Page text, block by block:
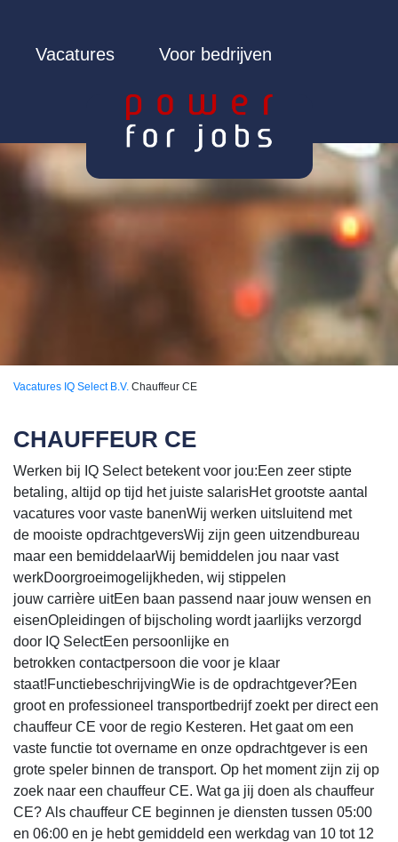
Vacatures Voor bedrijven
Vacatures IQ Select B.V. Chauffeur CE
CHAUFFEUR CE
Werken bij IQ Select betekent voor jou:Een zeer stipte
betaling, altijd op tijd het juiste salarisHet grootste aantal
vacatures voor vaste banenWij werken uitsluitend met
de mooiste opdrachtgeversWij zijn geen uitzendbureau
maar een bemiddelaarWij bemiddelen jou naar vast
werkDoorgroeimogelijkheden, wij stippelen
jouw carrière uitEen baan passend naar jouw wensen en
eisenOpleidingen of bijscholing wordt jaarlijks verzorgd
door IQ SelectEen persoonlijke en
betrokken contactpersoon die voor je klaar
staat!FunctiebeschrijvingWie is de opdrachtgever?Een
groot en professioneel transportbedrijf zoekt per direct een
chauffeur CE voor de regio Kesteren. Het gaat om een
vaste functie tot overname en onze opdrachtgever is een
grote speler binnen de transport. Op het moment zijn zij op
zoek naar een chauffeur CE. Wat ga jij doen als chauffeur
CE? Als chauffeur CE beginnen je diensten tussen 05:00
en 06:00 en je hebt gemiddeld een werkdag van 10 tot 12